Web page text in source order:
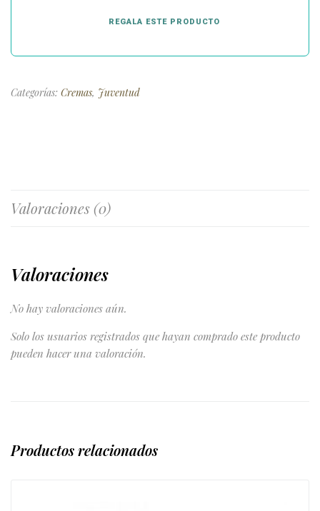
REGALA ESTE PRODUCTO
Categorías: Cremas, Juventud
Valoraciones (0)
Valoraciones
No hay valoraciones aún.
Solo los usuarios registrados que hayan comprado este producto
pueden hacer una valoración.
Productos relacionados